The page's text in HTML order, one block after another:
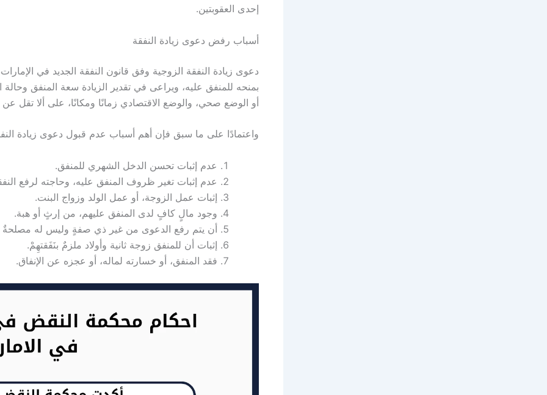
إحدى العقوبتين.
أسباب رفض دعوى زيادة النفقة
دعوى زيادة النفقة الزوجية وفق قانون النفقة الجديد في
بمنحه للمنفق عليه، ويراعى في تقدير الزيادة سعة المنفق وحالة
أو الوضع صحي، والوضع الاقتصادي زمانًا ومكانًا، على ألا تقل عن
واعتمادًا على ما سبق فإن أهم أسباب عدم قبول دعوى زيادة
عدم إثبات تحسن الدخل الشهري للمنفق.
عدم إثبات تغير ظروف المنفق عليه، وحاجته لرفع
إثبات عمل الزوجة، أو عمل الولد وزواج البنت.
وجود مالٍ كافٍ لدى المنفق عليهم، من إرثٍ أو هبة.
أن يتم رفع الدعوى من غير ذي صفةٍ وليس له مصلحةٌ
إثبات أن للمنفق زوجة ثانية وأولاد ملزمٌ بنَفَقتهِمْ.
فقد المنفق، أو خسارته لماله، أو عجزه عن الإنفاق.